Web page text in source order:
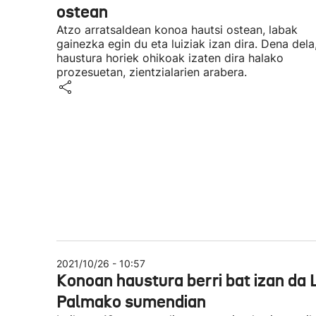
ostean
Atzo arratsaldean konoa hautsi ostean, labak
gainezka egin du eta luiziak izan dira. Dena
haustura horiek ohikoak izaten dira halako
prozesuetan, zientzialarien arabera.
2021/10/26 - 10:57
Konoan haustura berri bat izan da
Palmako sumendian